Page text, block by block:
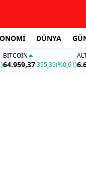
DÜNYA
BITCOIN
64.959,37395,39(%0,61)